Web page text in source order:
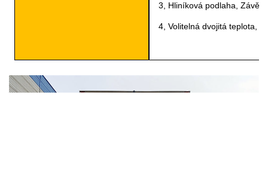
3, Hliníková podlaha,
4, Volitelná dvojitá teplota,